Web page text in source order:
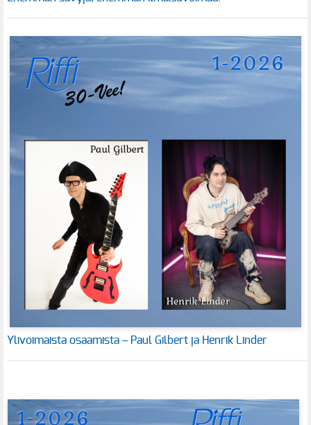
Ylivoimaista osaamista – Paul Gilbert ja Henrik Linder